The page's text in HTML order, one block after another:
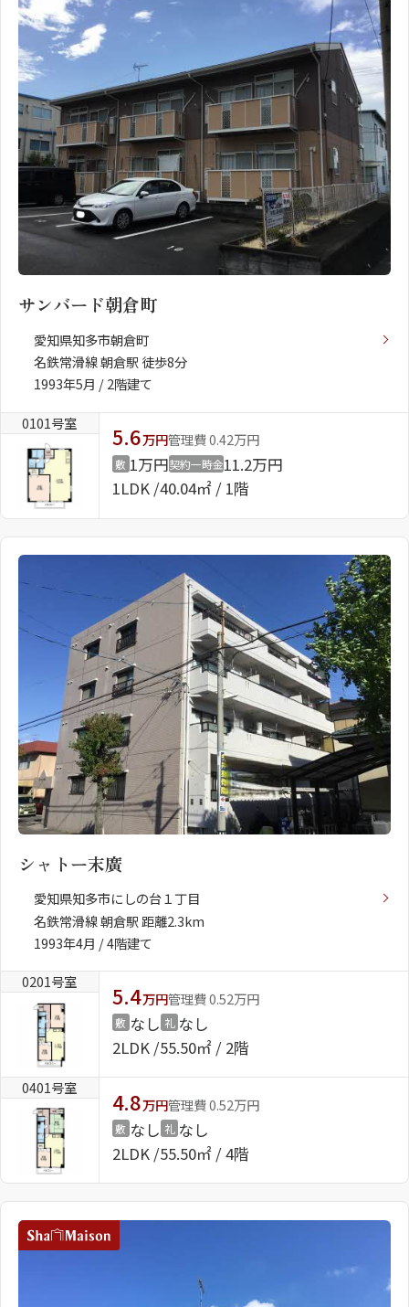
サンバード朝倉町
愛知県知多市朝倉町
名鉄常滑線 朝倉駅 徒歩8分
1993年5月 / 2階建て
0101号室
5.6万円管理費 0.42万円
敷 1万円契約一時金11.2万円
1LDK 40.04㎡ / 1階
シャトー末廣
愛知県知多市にしの台１丁目
名鉄常滑線 朝倉駅 距離2.3km
1993年4月 / 4階建て
0201号室
5.4万円管理費 0.52万円
敷 なし 礼 なし
2LDK 55.50㎡ / 2階
0401号室
4.8万円管理費 0.52万円
敷 なし 礼 なし
2LDK 55.50㎡ / 4階